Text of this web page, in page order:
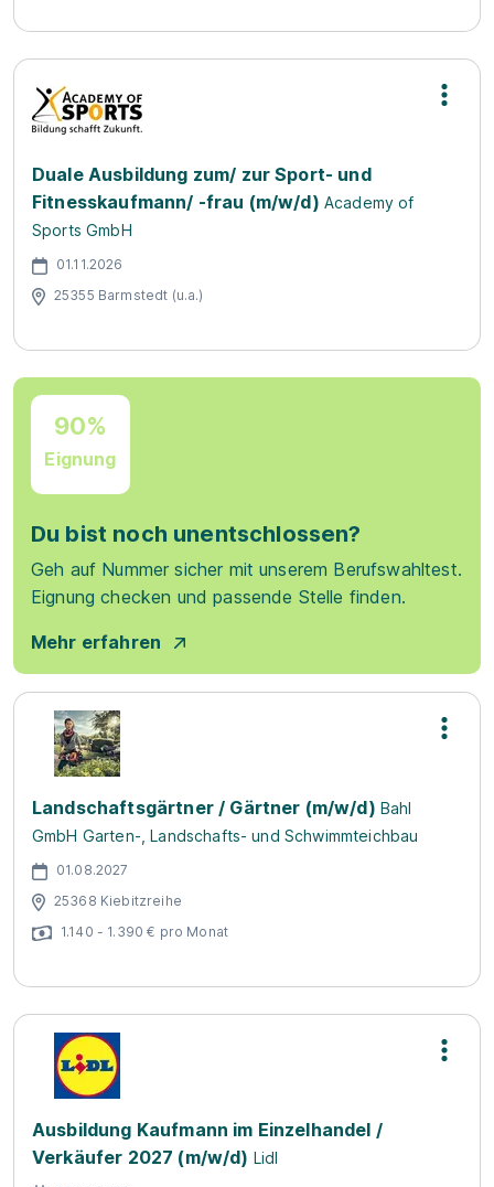
Duale Ausbildung zum/ zur Sport- und
Fitnesskaufmann/ -frau (m/w/d) Academy of
Sports GmbH
01.11.2026
25355 Barmstedt (u.a.)
90%
Eignung
Du bist noch unentschlossen?
Geh auf Nummer sicher mit unserem Berufswahltest.
Eignung checken und passende Stelle finden.
Mehr erfahren
Landschaftsgärtner / Gärtner (m/w/d) Bahl
GmbH Garten-, Landschafts- und Schwimmteichbau
01.08.2027
25368 Kiebitzreihe
1.140 - 1.390 € pro Monat
Ausbildung Kaufmann im Einzelhandel /
Verkäufer 2027 (m/w/d) Lidl